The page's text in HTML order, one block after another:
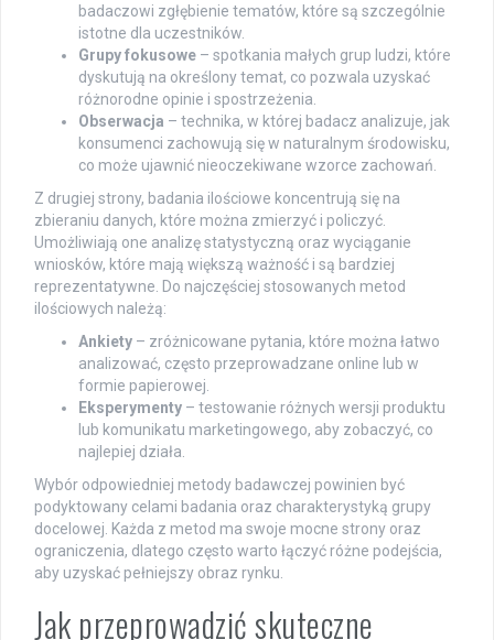
badaczowi zgłębienie tematów, które są szczególnie
istotne dla uczestników.
Grupy fokusowe – spotkania małych grup ludzi, które
dyskutują na określony temat, co pozwala uzyskać
różnorodne opinie i spostrzeżenia.
Obserwacja – technika, w której badacz analizuje, jak
konsumenci zachowują się w naturalnym środowisku,
co może ujawnić nieoczekiwane wzorce zachowań.
Z drugiej strony, badania ilościowe koncentrują się na
zbieraniu danych, które można zmierzyć i policzyć.
Umożliwiają one analizę statystyczną oraz wyciąganie
wniosków, które mają większą ważność i są bardziej
reprezentatywne. Do najczęściej stosowanych metod
ilościowych należą:
Ankiety – zróżnicowane pytania, które można łatwo
analizować, często przeprowadzane online lub w
formie papierowej.
Eksperymenty – testowanie różnych wersji produktu
lub komunikatu marketingowego, aby zobaczyć, co
najlepiej działa.
Wybór odpowiedniej metody badawczej powinien być
podyktowany celami badania oraz charakterystyką grupy
docelowej. Każda z metod ma swoje mocne strony oraz
ograniczenia, dlatego często warto łączyć różne podejścia,
aby uzyskać pełniejszy obraz rynku.
Jak przeprowadzić skuteczne